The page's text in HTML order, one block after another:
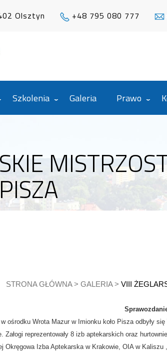
Olsztyn +48 795 080 777
Szkolenia Galeria Prawo
STRONA GŁÓWNA> GALERIA> VIII
Wrota Mazur w Imionku koło Pisza odbyły
reprezentowały 8 izb aptekarskich oraz
Okręgowa Izba Aptekarska w Krakowie, OIA w